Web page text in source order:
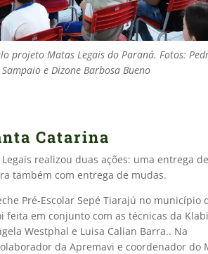
projeto Matas Legais do Paraná. Fotos:
e Dizone Barbosa Bueno
Catarina
realizou duas ações: uma entrega
também com entrega de mudas.
Pré-Escolar Sepé Tiarajú no município
feita em conjunto com as técnicas da
Westphal e Luisa Calian Barra.. Na
da Apremavi e coordenador do